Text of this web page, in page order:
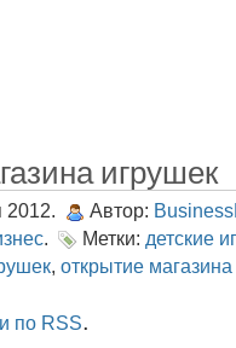
игрушек
2012. Автор:
. Метки: детские
, открытие
по RSS.